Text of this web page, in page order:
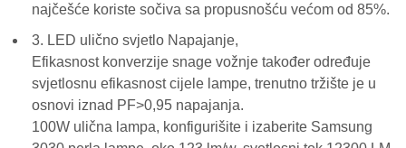
najčešće koriste sočiva sa propusnošću većom od 85%.
3. LED ulično svjetlo Napajanje,
Efikasnost konverzije snage vožnje također određuje
svjetlosnu efikasnost cijele lampe, trenutno tržište je u
osnovi iznad PF>0,95 napajanja.
100W ulična lampa, konfigurišite i izaberite Samsung